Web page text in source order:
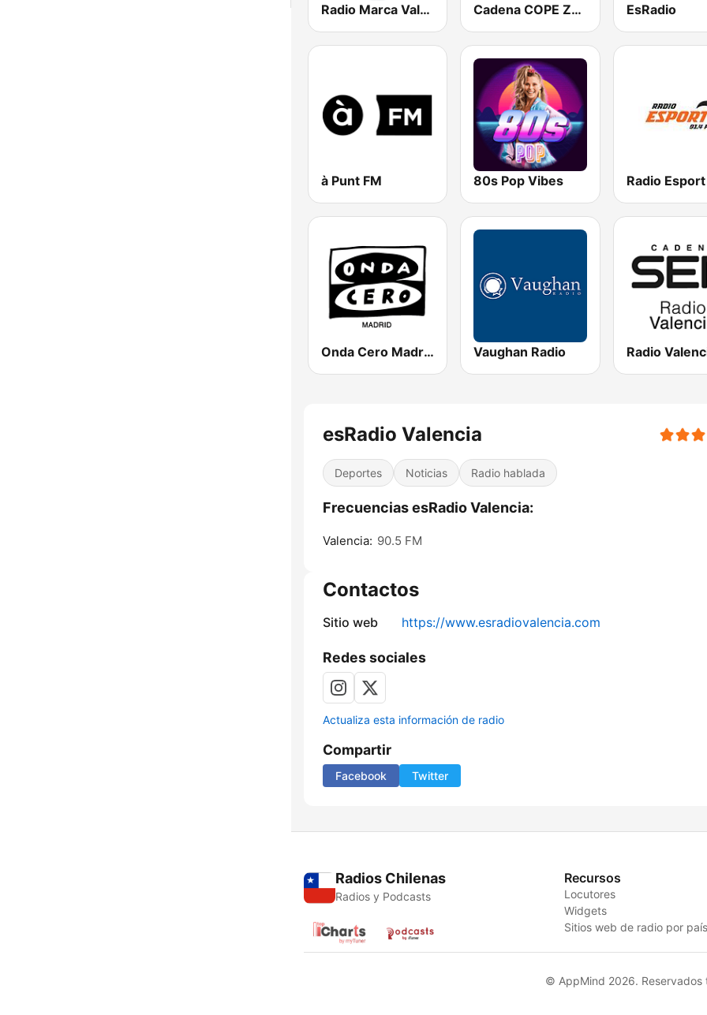
Radio Marca Valencia Cadena COPE Zaragoza EsRadio
à Punt FM 80s Pop Vibes
Onda Cero Madrid Vaughan Radio
esRadio Valencia
Deportes Noticias Radio hablada
Frecuencias esRadio Valencia:
Valencia: 90.5 FM
Contactos
Sitio web https://www.esradiovalencia.com
Redes sociales
Actualiza esta información de radio
Compartir
Facebook Twitter
Radios Chilenas
Radios y Podcasts
Recursos
Locutores
Widgets
Sitios web de radio por país
© AppMind 2026. Reservados